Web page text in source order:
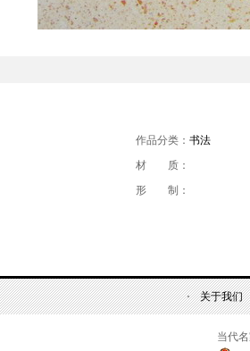
作品分类： 书法
材 质：
形 制：
关于我们
当代